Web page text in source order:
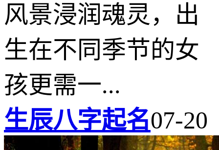
风景浸润魂灵，出
生在不同季节的女
孩更需一...
生辰八字起名07-20